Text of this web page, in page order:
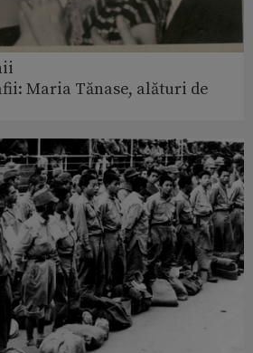
Maria Tănase, alături de